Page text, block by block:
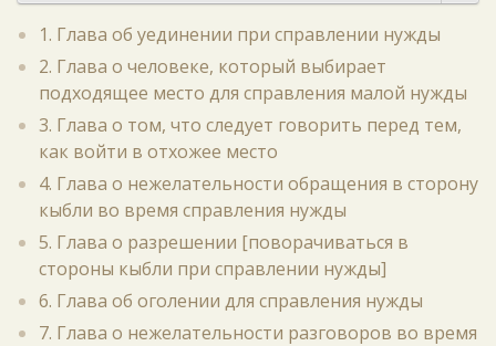
1. Глава об уединении при справлении нужды
2. Глава о человеке, который выбирает
подходящее место для справления малой нужды
3. Глава о том, что следует говорить перед тем,
как войти в отхожее место
4. Глава о нежелательности обращения в сторону
кыбли во время справления нужды
5. Глава о разрешении [поворачиваться в
стороны кыбли при справлении нужды]
6. Глава об оголении для справления нужды
7. Глава о нежелательности разговоров во время